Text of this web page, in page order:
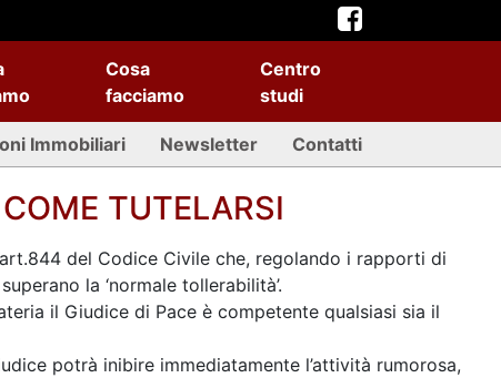
Cosa
facciamo
Centro
studi
Immobiliari Newsletter Contatti
TUTELARSI
del Codice Civile che, regolando i rapporti di
la ‘normale tollerabilità’.
il Giudice di Pace è competente qualsiasi sia il
potrà inibire immediatamente l’attività rumorosa,